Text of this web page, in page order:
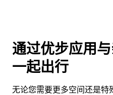
通过优步应用
一起出行
无论您需要更多空间还是